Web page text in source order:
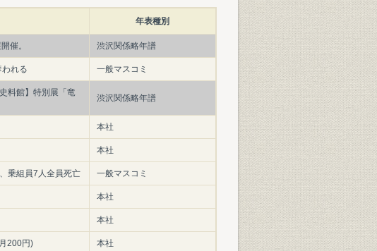
年表種別
催。 渋沢関係略年譜
れる 一般マスコミ
料館】特別展「竜
渋沢関係略年譜
本社
本社
乗組員7人全員死亡 一般マスコミ
本社
本社
200円) 本社